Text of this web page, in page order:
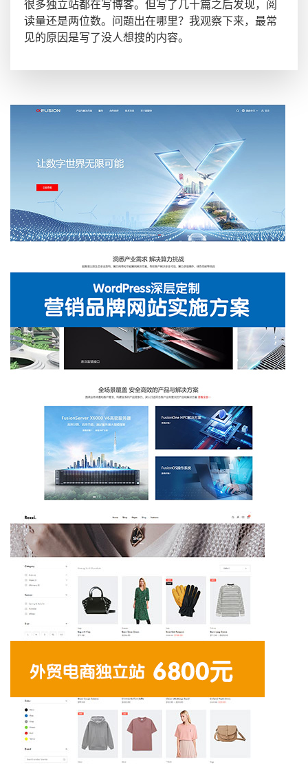
很多独立站都在写博客。但写了几十篇之后发现，阅
读量还是两位数。问题出在哪里？我观察下来，最常
见的原因是写了没人想搜的内容。